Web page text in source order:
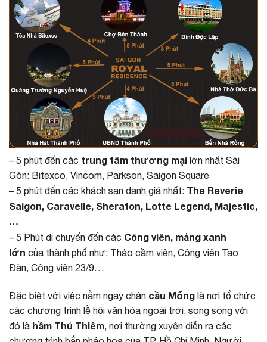
– 5 phút đến các trung tâm thương mại lớn nhất Sài
Gòn: Bitexco, Vincom, Parkson, Saigon Square
– 5 phút đến các khách sạn danh giá nhất: The Reverie
Saigon, Caravelle, Sheraton, Lotte Legend, Majestic,
…
– 5 Phút di chuyển đến các Công viên, mảng xanh
lớn của thành phố như: Thảo cầm viên, Công viên Tao
Đàn, Công viên 23/9…
Đặc biệt với việc nằm ngay chân cầu Mống là nơi tổ chức
các chương trình lễ hội văn hóa ngoài trời, song song với
đó là hầm Thủ Thiêm, nơi thường xuyên diễn ra các